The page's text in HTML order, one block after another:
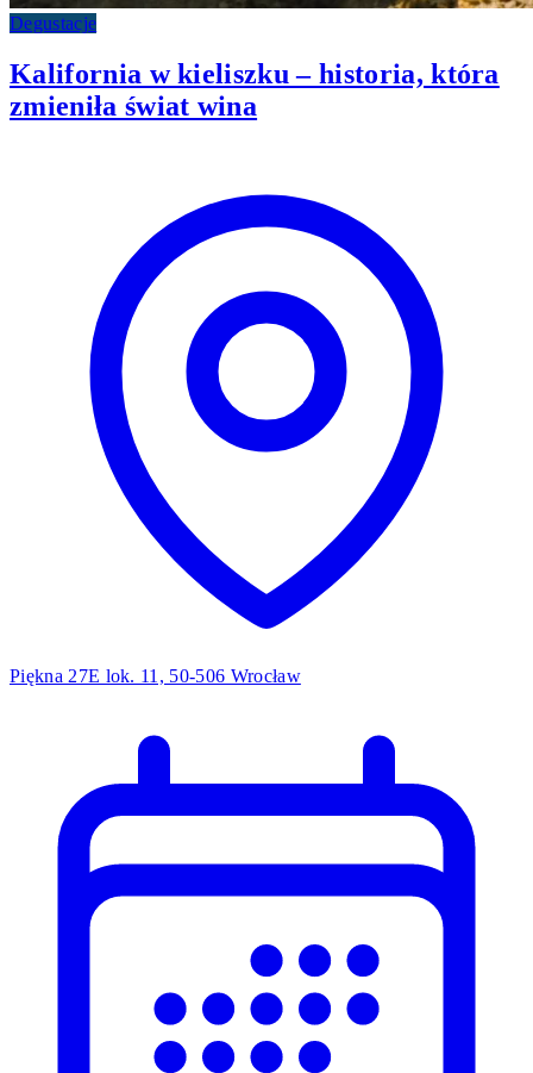
Degustacje
Kalifornia w kieliszku – historia, która
zmieniła świat wina
Piękna 27E lok. 11, 50-506 Wrocław